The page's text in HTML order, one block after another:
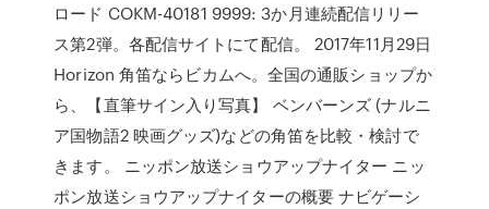
ロード COKM-40181 9999: 3か月連続配信リリー
ス第2弾。各配信サイトにて配信。 2017年11月29日
Horizon 角笛ならビカムへ。全国の通販ショップか
ら、【直筆サイン入り写真】 ベンバーンズ (ナルニ
ア国物語2 映画グッズ)などの角笛を比較・検討で
きます。 ニッポン放送ショウアップナイター ニッ
ポン放送ショウアップナイターの概要 ナビゲーシ